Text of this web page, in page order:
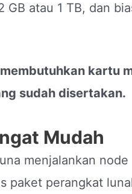
GB atau 1 TB, dan
kartu
sudah disertakan.
Mudah
menjalankan
paket perangkat